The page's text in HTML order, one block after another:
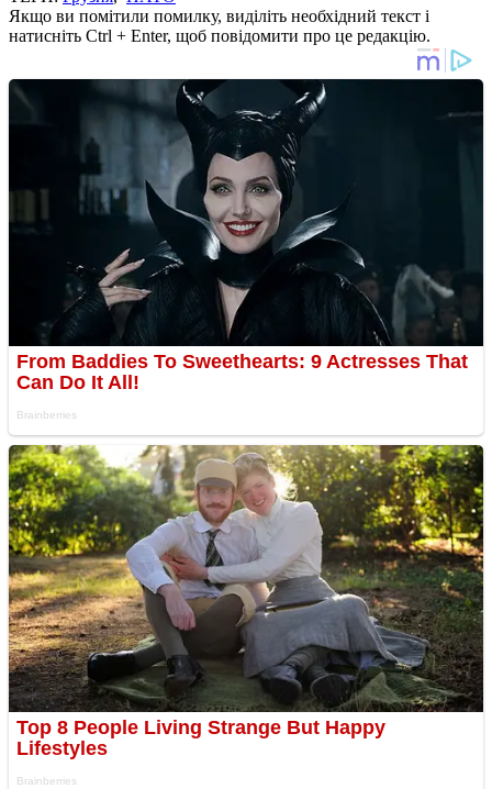
Якщо ви помітили помилку, виділіть необхідний текст і
натисніть Ctrl + Enter, щоб повідомити про це редакцію.